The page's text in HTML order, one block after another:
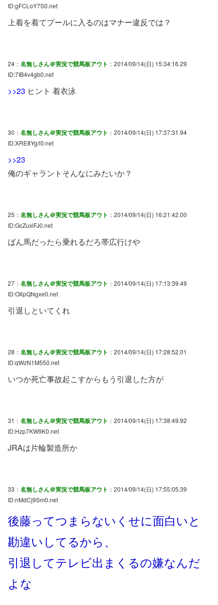
ID:gFCLoY7S0.net
上着を着てプールに入るのはマナー違反では？
24： 名無しさん＠実況で競馬板アウト ：2014/09/14(日) 15:34:16.29
ID:7IB4v4gb0.net
>>23 ヒント 着衣泳
30： 名無しさん＠実況で競馬板アウト ：2014/09/14(日) 17:37:31.94
ID:XRE8Yg/l0.net
>>23
俺のギャラントそんなにみたいか？
25： 名無しさん＠実況で競馬板アウト ：2014/09/14(日) 16:21:42.00
ID:GcZuxlFJ0.net
ばん馬だったら乗れるだろ帯広行けや
27： 名無しさん＠実況で競馬板アウト ：2014/09/14(日) 17:13:39.49
ID:OXpQNgxe0.net
引退しといてくれ
28： 名無しさん＠実況で競馬板アウト ：2014/09/14(日) 17:28:52.01
ID:qWzN1M550.net
いつか死亡事故起こすからもう引退した方が
31： 名無しさん＠実況で競馬板アウト ：2014/09/14(日) 17:38:49.92
ID:Hzp7KW9K0.net
JRAは片輪製造所か
33： 名無しさん＠実況で競馬板アウト ：2014/09/14(日) 17:55:05.39
ID:nMdCj9Sm0.net
後藤ってつまらないくせに面白いと
勘違いしてるから、
引退してテレビ出まくるの嫌なんだ
よな